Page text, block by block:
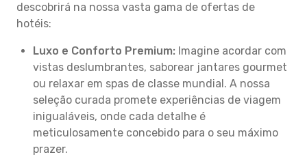
descobrirá na nossa vasta gama de ofertas de
hotéis:
Luxo e Conforto Premium: Imagine acordar com
vistas deslumbrantes, saborear jantares gourmet
ou relaxar em spas de classe mundial. A nossa
seleção curada promete experiências de viagem
inigualáveis, onde cada detalhe é
meticulosamente concebido para o seu máximo
prazer.